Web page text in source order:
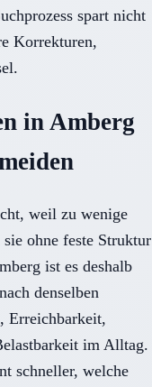
spart nicht
Korrekturen,
in Amberg
weil zu wenige
ohne feste Struktur
ist es deshalb
denselben
Erreichbarkeit,
im Alltag.
schneller, welche